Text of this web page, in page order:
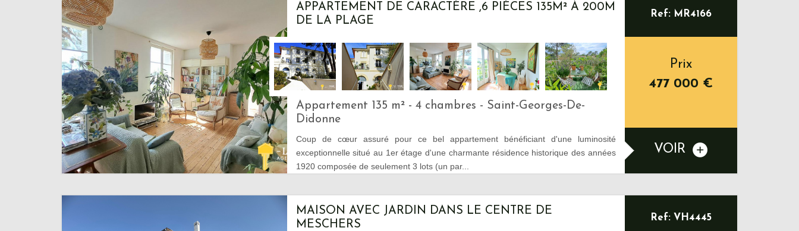
APPARTEMENT DE CARACTÈRE ,6 PIÈCES 135M² À 200M
DE LA PLAGE
Appartement 135 m² - 4 chambres - Saint-Georges-De-
Didonne
Coup de cœur assuré pour ce bel appartement bénéficiant d'une luminosité
exceptionnelle situé au 1er étage d'une charmante résidence historique des années
1920 composée de seulement 3 lots (un par...
Ref: MR4166
Prix
477 000 €
VOIR
MAISON AVEC JARDIN DANS LE CENTRE DE
MESCHERS
Ref: VH4445